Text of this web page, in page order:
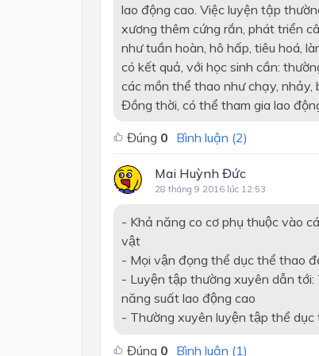
lao động cao. Việc luyện tập
xương thêm cứng rắn, phát triển
như tuần hoàn, hô hấp, tiêu hoá,
có kết quả, với học sinh cần:
các mồn thể thao như chạy, nhảy,
Đồng thời, có thể tham gia lao
Đúng 0 Bình luận (2)
Mai Huỳnh Đức
28 tháng 9 2016 lúc 12:53
- Khả năng co cơ phụ thuộc vào
vật
- Mọi vận đọng thể dục thể thao
- Luyện tập thường xuyên dẫn
năng suất lao động cao
- Thường xuyên luyện tập thể
Đúng 0 Bình luận (1)